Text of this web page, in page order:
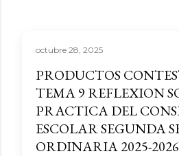
octubre 28, 2025
PRODUCTOS
TEMA 9 REFLEXION
PRACTICA DEL
ESCOLAR SEGUNDA
ORDINARIA 2025-2026